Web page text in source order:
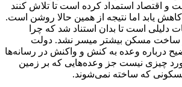
و اقتصاد استمداد کرده است تا تلاش کنند
یابد اما نتیجه از همین حالا روشن است.
دلیلی است تا بدان استناد شد که چرا
ساخت مسکن بیشتر میسر نشد. دولت
درباره وعده به کنش و واکنش در رسانه‌ها
چیزی نیست جز وعده‌هایی که بر زمین
که ساخته نمی‌شوند.